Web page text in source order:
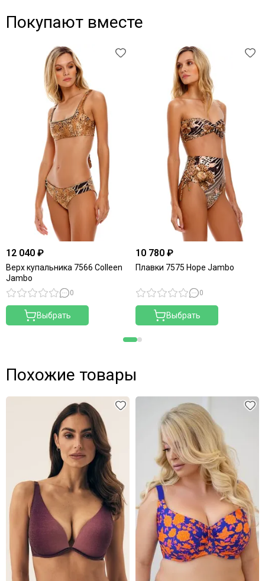
Покупают вместе
12 040 ₽
Верх купальника 7566 Colleen
Jambo
0
Выбрать
10 780 ₽
Плавки 7575 Hope Jambo
0
Выбрать
Похожие товары